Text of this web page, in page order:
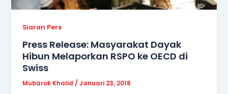
Siaran Pers
Press Release: Masyarakat Dayak
Hibun Melaporkan RSPO ke OECD di
Swiss
Mubarok Khalid/Januari 23, 2018